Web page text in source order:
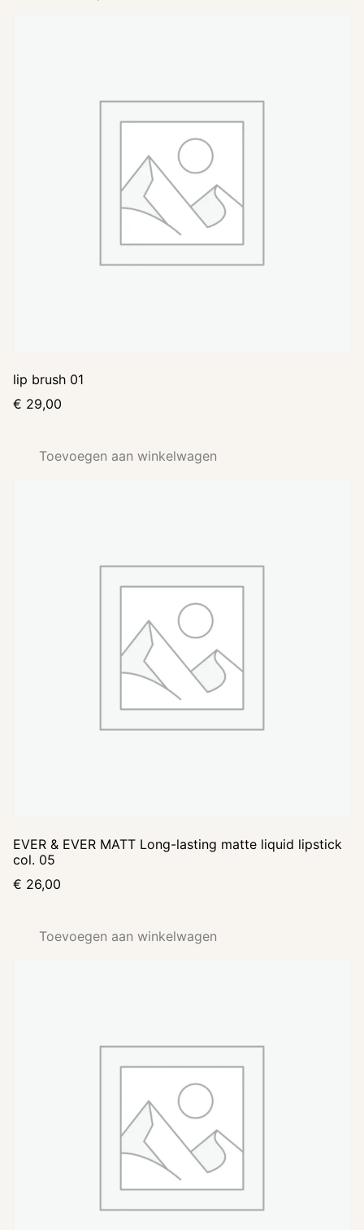
lip brush 01
€ 29,00
Toevoegen aan winkelwagen
EVER & EVER MATT Long-lasting matte liquid lipstick
col. 05
€ 26,00
Toevoegen aan winkelwagen